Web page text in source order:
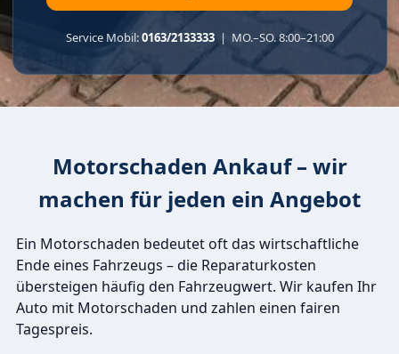
Service Mobil:0163/2133333| MO.–SO. 8:00–21:00
Motorschaden Ankauf – wir
machen für jeden ein Angebot
Ein Motorschaden bedeutet oft das wirtschaftliche
Ende eines Fahrzeugs – die Reparaturkosten
übersteigen häufig den Fahrzeugwert. Wir kaufen Ihr
Auto mit Motorschaden und zahlen einen fairen
Tagespreis.